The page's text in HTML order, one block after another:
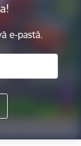
e-pastā.